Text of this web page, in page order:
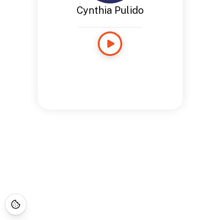
Cynthia Pulido